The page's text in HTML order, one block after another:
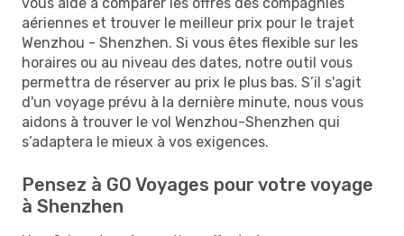
aériennes et trouver le meilleur prix pour le trajet
Wenzhou - Shenzhen. Si vous êtes flexible sur les
horaires ou au niveau des dates, notre outil vous
permettra de réserver au prix le plus bas. S’il s'agit
d'un voyage prévu à la dernière minute, nous vous
aidons à trouver le vol Wenzhou-Shenzhen qui
s’adaptera le mieux à vos exigences.
Pensez à GO Voyages pour votre voyage
à Shenzhen